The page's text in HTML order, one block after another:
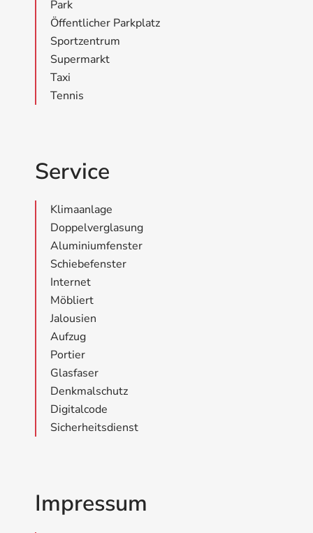
Park
Öffentlicher Parkplatz
Sportzentrum
Supermarkt
Taxi
Tennis
Service
Klimaanlage
Doppelverglasung
Aluminiumfenster
Schiebefenster
Internet
Möbliert
Jalousien
Aufzug
Portier
Glasfaser
Denkmalschutz
Digitalcode
Sicherheitsdienst
Impressum